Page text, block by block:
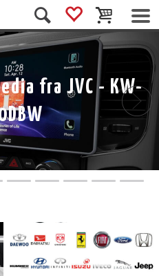
fra JVC - KW-